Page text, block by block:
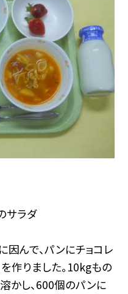
サラダ
因んで、パンにチョコレ
作りました。10kgもの
かし、600個のパンに